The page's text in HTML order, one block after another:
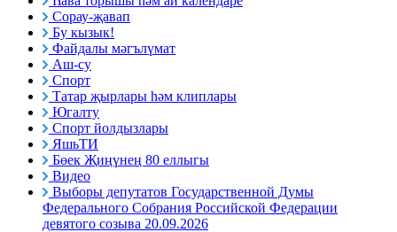
Сорау-җавап
Бу кызык!
Файдалы мәгълүмат
Аш-су
Спорт
Татар җырлары һәм клиплары
Югалту
Спорт йолдызлары
ЯшьТИ
Бөек Җиңүнең 80 еллыгы
Видео
Выборы депутатов Государственной Думы
Федерального Собрания Российской Федерации
девятого созыва 20.09.2026